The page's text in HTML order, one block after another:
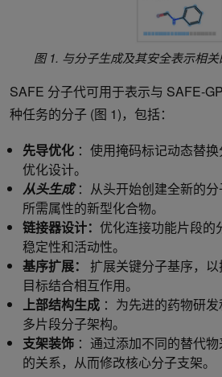
图 1. 与分子生成及其安全表示相
SAFE 分子代可用于表示与 SAFE-
种任务的分子 (图 1)，包括：
先导优化 ：使用掩码标记动态替
优化设计。
从头生成：从头开始创建全新的
所需属性的新型化合物。
链接器设计： 优化连接功能片段的
稳定性和活动性。
基序扩展： 扩展关键分子基序，
目标结合相互作用。
上部结构生成 ：为先进的药物研
多片段分子架构。
支架装饰 ：通过添加不同的替代
的关系，从而修改核心分子支架。